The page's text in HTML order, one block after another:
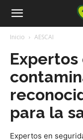
Aescai
Inicio AESCAI
para la
Expertos en